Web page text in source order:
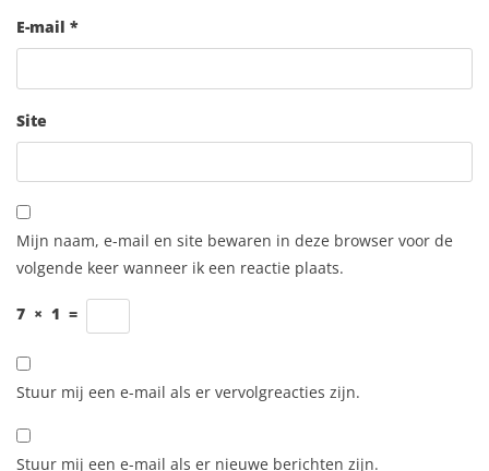
E-mail *
Site
Mijn naam, e-mail en site bewaren in deze browser voor de
volgende keer wanneer ik een reactie plaats.
7 × 1 =
Stuur mij een e-mail als er vervolgreacties zijn.
Stuur mij een e-mail als er nieuwe berichten zijn.